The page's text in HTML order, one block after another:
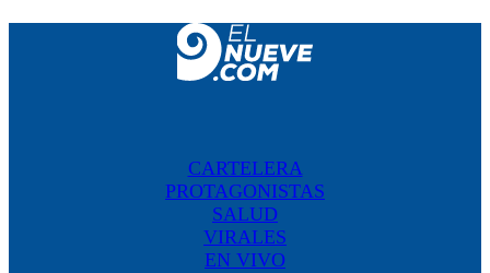
CARTELERA
PROTAGONISTAS
SALUD
VIRALES
EN VIVO